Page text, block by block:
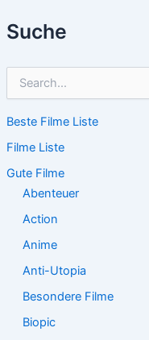
Suche
h
n
n
Beste Filme Liste
Filme Liste
Gute Filme
Abenteuer
Action
Anime
Anti-Utopia
Besondere Filme
Biopic